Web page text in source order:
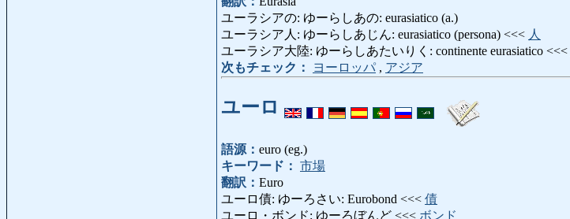
ユーラシアの: ゆーらしあの: eurasiatico (a.)
ユーラシア人: ゆーらしあじん: eurasiatico (persona) <<< 人
ユーラシア大陸: ゆーらしあたいりく: continente eurasiatico <<<
次もチェック：
ヨーロッパ , アジア
ユーロ
語源： euro (eg.)
キーワード： 市場
翻訳： Euro
ユーロ債: ゆーろさい: Eurobond <<< 債
ユーロ・ボンド: ゆーろぼんど <<< ボンド